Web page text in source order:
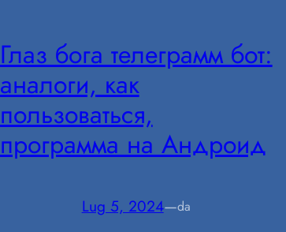
Глаз бога телеграмм бот:
аналоги, как
пользоваться,
программа на Андроид
Lug 5, 2024—da